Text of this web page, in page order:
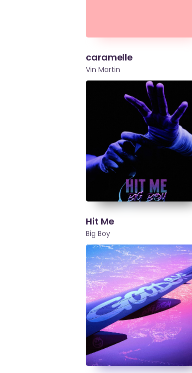
caramelle
Vin Martin
Hit Me
Big Boy